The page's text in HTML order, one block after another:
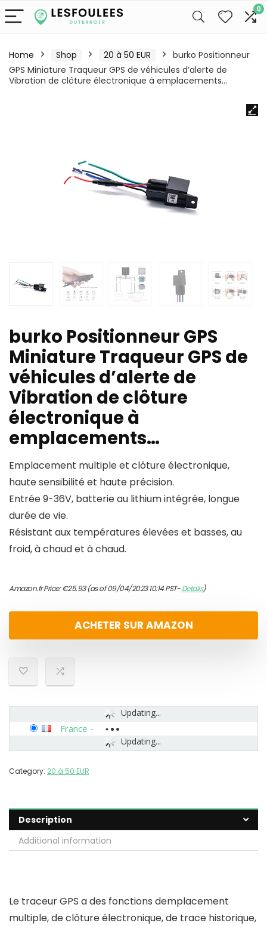
0
Home Shop 20 à 50 EUR
burko Positionneur
GPS Miniature Traqueur GPS de véhicules d’alerte de
Vibration de clôture électronique à emplacements…
burko Positionneur GPS
Miniature Traqueur GPS de
véhicules d’alerte de
Vibration de clôture
électronique à
emplacements…
Emplacement multiple et clôture électronique,
haute sensibilité et haute précision.
Entrée 9-36V, batterie au lithium intégrée, longue
durée de vie.
Résistant aux températures élevées et basses, au
froid, à chaud et à chaud.
Amazon.fr Price:€25.93(as of 09/04/2023 10:14 PST-Details)
ACHETER SUR AMAZON
Updating...
Updating...
France -
Category: 20 à 50 EUR
Description
Additional information
Le traceur GPS a des fonctions demplacement
multiple, de clôture électronique, de trace historique,